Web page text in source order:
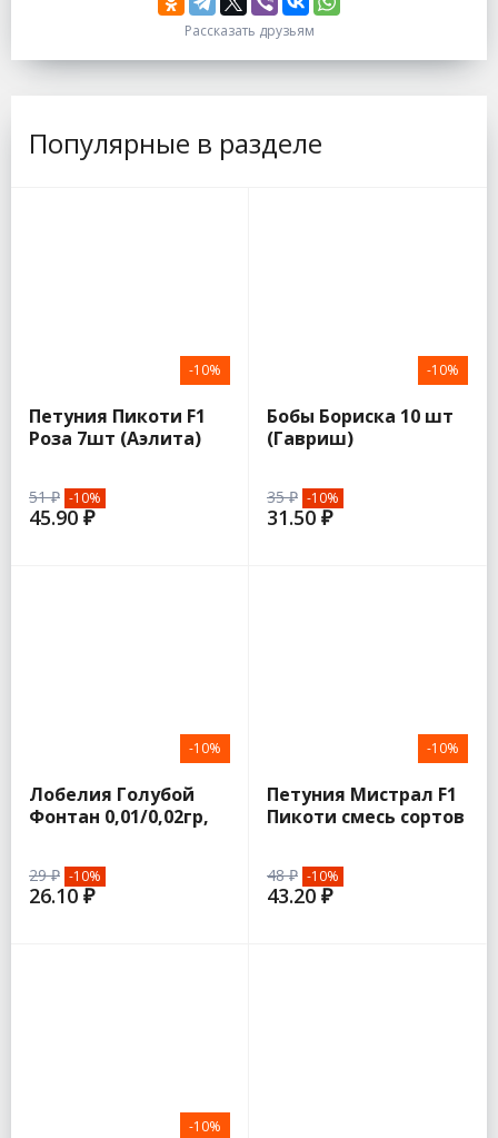
Рассказать друзьям
Популярные в разделе
-10%
Петуния Пикоти F1
Роза 7шт (Аэлита)
51 ₽ -10%
45.90 ₽
-10%
Бобы Бориска 10 шт
(Гавриш)
35 ₽ -10%
31.50 ₽
-10%
Лобелия Голубой
Фонтан 0,01/0,02гр,
Алтая)
29 ₽ -10%
26.10 ₽
-10%
Петуния Мистрал F1
Пикоти смесь сортов
48 ₽ -10%
43.20 ₽
-10%